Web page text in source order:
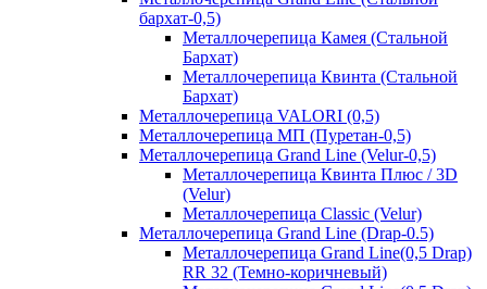
бархат-0,5)
Металлочерепица Камея (Стальной
Бархат)
Металлочерепица Квинта (Стальной
Бархат)
Металлочерепица VALORI (0,5)
Металлочерепица МП (Пуретан-0,5)
Металлочерепица Grand Line (Velur-0,5)
Металлочерепица Квинта Плюс / 3D
(Velur)
Металлочерепица Classic (Velur)
Металлочерепица Grand Line (Drap-0.5)
Металлочерепица Grand Line(0,5 Drap)
RR 32 (Темно-коричневый)